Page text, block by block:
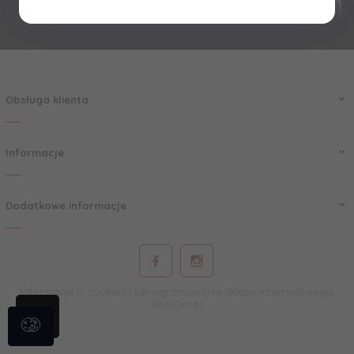
Obsługa klienta
Informacje
Dodatkowe informacje
Informacja o cookies